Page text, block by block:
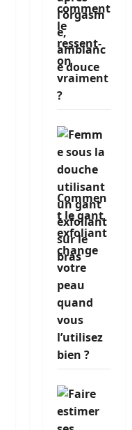
comment
le
ressent-
on
vraiment
?
Commen
t le gant
exfoliant
change
votre
peau
quand
vous
l’utilisez
bien ?